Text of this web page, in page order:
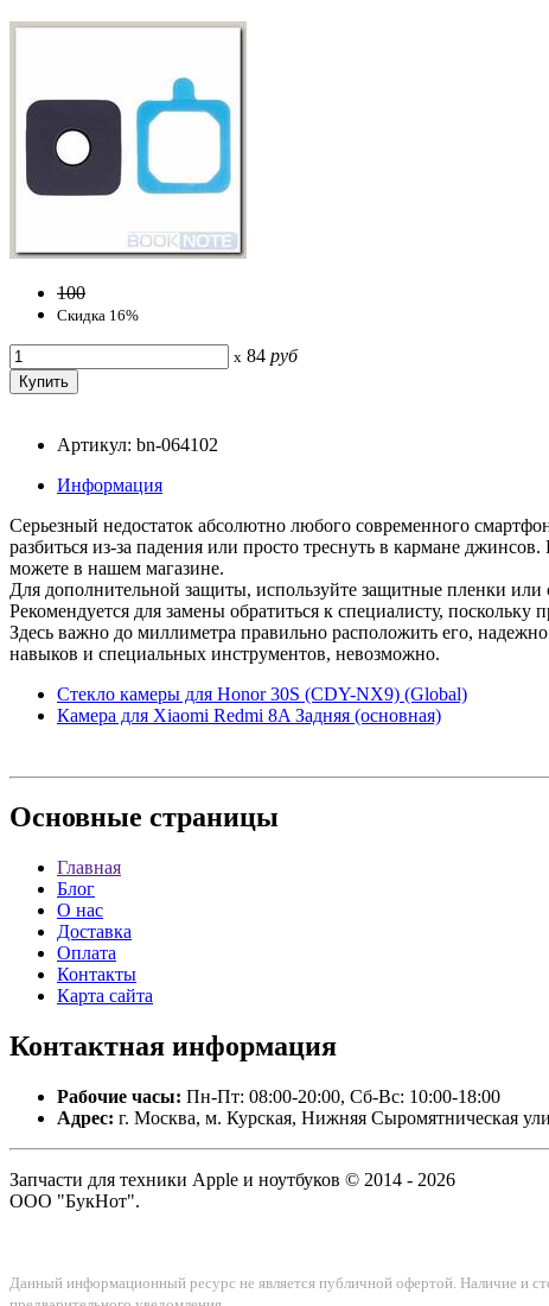
100
Скидка 16%
x 84 руб
Артикул: bn-064102
Информация
Серьезный недостаток абсолютно любого современного
разбиться из-за падения или просто треснуть в кармане
можете в нашем магазине.
Для дополнительной защиты, используйте защитные пленки или
Рекомендуется для замены обратиться к специалисту,
Здесь важно до миллиметра правильно расположить его,
навыков и специальных инструментов, невозможно.
Стекло камеры для Honor 30S (CDY-NX9) (Global)
Камера для Xiaomi Redmi 8A Задняя (основная)
Основные страницы
Главная
Блог
О нас
Доставка
Оплата
Контакты
Карта сайта
Контактная информация
Рабочие часы: Пн-Пт: 08:00-20:00, Сб-Вс: 10:00-18:00
Адрес: г. Москва, м. Курская, Нижняя Сыромятническая
Запчасти для техники Apple и ноутбуков © 2014 - 2026
ООО "БукНот".
Данный информационный ресурс не является публичной офертой. Наличие и